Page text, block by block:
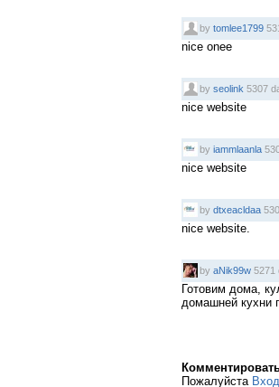
by tomlee1799
nice onee
by seolink 5307
nice website
by iammlaanla
nice website
by dtxeacldaa
nice website.
by aNik99w 5271
Готовим дома,
домашней кухни
Пожалуйста Вход